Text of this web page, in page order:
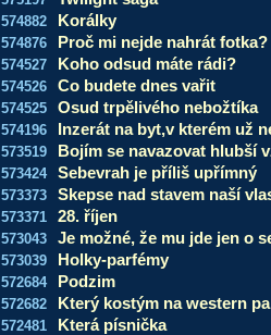
574882 Korálky
574876 Proč mi nejde nahrát fotka?
574527 Koho odsud máte rádi?
574526 Co budete dnes vařit
574525 Osud trpělivého nebožtíka
574196 Inzerát na byt,v kterém už
573519 Bojím se navazovat hlubší
573424 Sebevrah je příliš upřímný
573373 Skepse nad stavem naší
573371 28. říjen
573043 Je možné, že mu jde jen o
573039 Holky-parfémy
572684 Podzim
572682 Který kostým na western
572481 Která písnička